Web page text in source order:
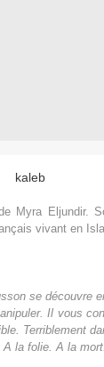
Myra Eljundir.
vivant en
se découvre
Il vous
Terriblement
A la folie. A la mort.